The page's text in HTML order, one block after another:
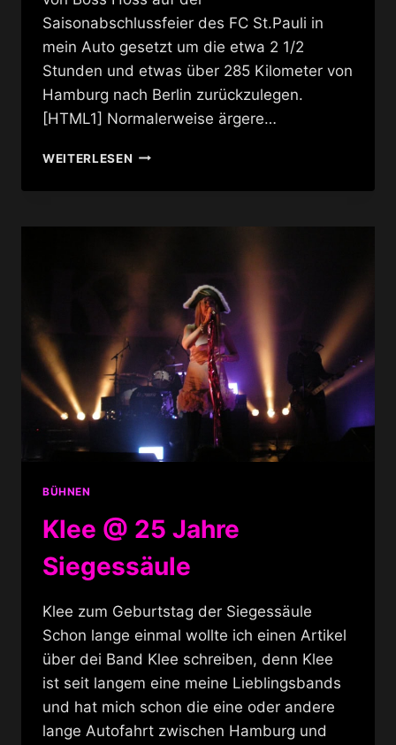
Saisonabschlussfeier des FC St.Pauli in
mein Auto gesetzt um die etwa 2 1/2
Stunden und etwas über 285 Kilometer von
Hamburg nach Berlin zurückzulegen.
[HTML1] Normalerweise ärgere…
WEITERLESENMEDITATION
DER
BÜHNEN
Klee @ 25 Jahre
Siegessäule
Klee zum Geburtstag der Siegessäule
Schon lange einmal wollte ich einen Artikel
über dei Band Klee schreiben, denn Klee
ist seit langem eine meine Lieblingsbands
und hat mich schon die eine oder andere
lange Autofahrt zwischen Hamburg und